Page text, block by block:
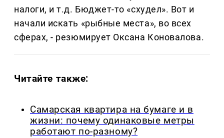
налоги, и т.д. Бюджет-то «схудел». Вот и
начали искать «рыбные места», во всех
сферах, - резюмирует Оксана Коновалова.
Читайте также:
Самарская квартира на бумаге и в
жизни: почему одинаковые метры
работают по-разному?